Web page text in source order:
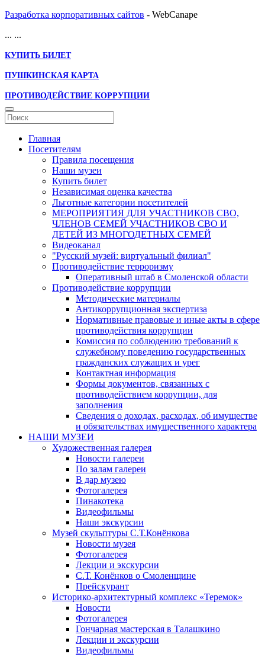
Разработка корпоративных сайтов - WebCanape
... ...
КУПИТЬ БИЛЕТ
ПУШКИНСКАЯ КАРТА
ПРОТИВОДЕЙСТВИЕ КОРРУПЦИИ
Главная
Посетителям
Правила посещения
Наши музеи
Купить билет
Независимая оценка качества
Льготные категории посетителей
МЕРОПРИЯТИЯ ДЛЯ УЧАСТНИКОВ СВО,
ЧЛЕНОВ СЕМЕЙ УЧАСТНИКОВ СВО И
ДЕТЕЙ ИЗ МНОГОДЕТНЫХ СЕМЕЙ
Видеоканал
"Русский музей: виртуальный филиал"
Противодействие терроризму
Оперативный штаб в Смоленской области
Противодействие коррупции
Методические материалы
Антикоррупционная экспертиза
Нормативные правовые и иные акты в сфере
противодействия коррупции
Комиссия по соблюдению требований к
служебному поведению государственных
гражданских служащих и урег
Контактная информация
Формы документов, связанных с
противодействием коррупции, для
заполнения
Сведения о доходах, расходах, об имуществе
и обязательствах имущественного характера
НАШИ МУЗЕИ
Художественная галерея
Новости галереи
По залам галереи
В дар музею
Фотогалерея
Пинакотека
Видеофильмы
Наши экскурсии
Музей скульптуры С.Т.Конёнкова
Новости музея
Фотогалерея
Лекции и экскурсии
С.Т. Конёнков о Смоленщине
Прейскурант
Историко-архитектурный комплекс «Теремок»
Новости
Фотогалерея
Гончарная мастерская в Талашкино
Лекции и экскурсии
Видеофильмы